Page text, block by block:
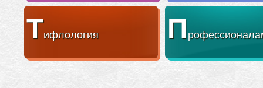
Тифлология П